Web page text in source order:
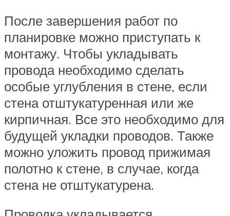
После завершения работ по
планировке можно приступать к
монтажу. Чтобы укладывать
провода необходимо сделать
особые углубления в стене, если
стена отштукатуренная или же
кирпичная. Все это необходимо для
будущей укладки проводов. Также
можно уложить провод прижимая
полотно к стене, в случае, когда
стена не отштукатурена.